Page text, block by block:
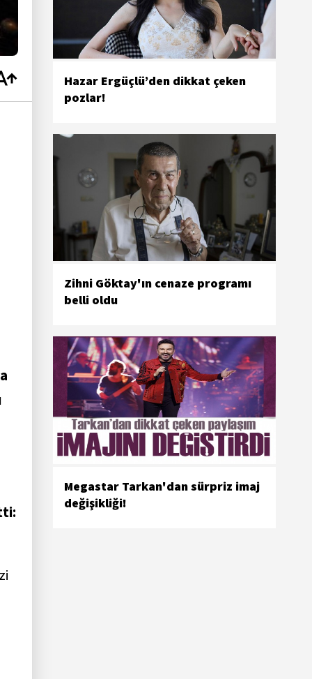
Hazar Ergüçlü’den dikkat çeken
pozlar!
Zihni Göktay'ın cenaze programı
belli oldu
Megastar Tarkan'dan sürpriz imaj
değişikliği!